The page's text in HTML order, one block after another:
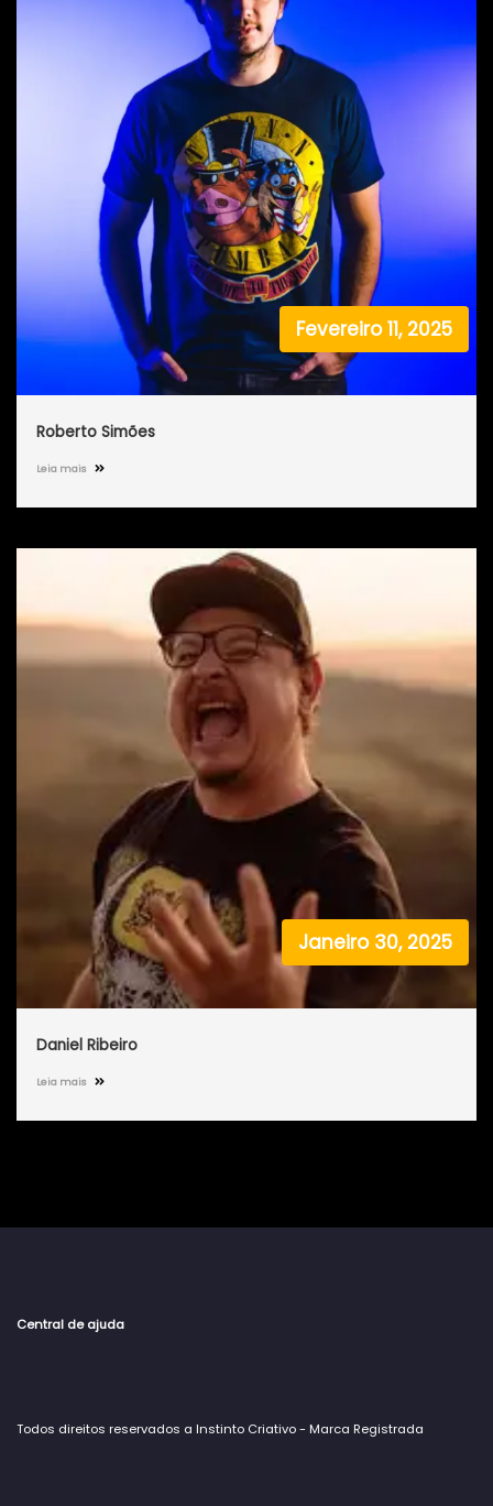
Fevereiro 11, 2025
Roberto Simões
Leia mais
Janeiro 30, 2025
Daniel Ribeiro
Leia mais
Central de ajuda
Todos direitos reservados a Instinto Criativo - Marca Registrada